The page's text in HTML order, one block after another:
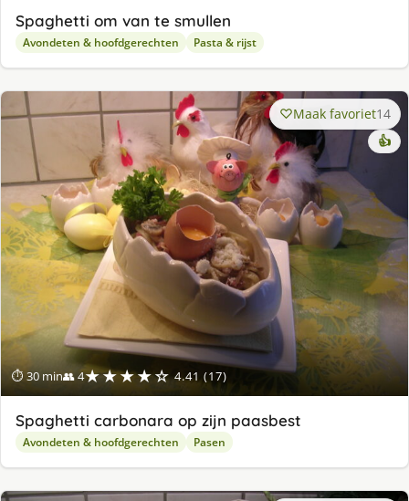
Spaghetti om van te smullen
Avondeten & hoofdgerechten Pasta & rijst
⏱ 30 min👥 4★★★★☆ 4.41 (17)
Maak favoriet14
👍
Spaghetti carbonara op zijn paasbest
Avondeten & hoofdgerechten Pasen